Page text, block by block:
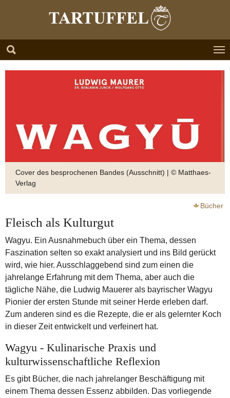
Cover des besprochenen Bandes (Ausschnitt) | © Matthaes-
Verlag
Bücher
Fleisch als Kulturgut
Wagyu. Ein Ausnahmebuch über ein Thema, dessen
Faszination selten so exakt analysiert und ins Bild gerückt
wird, wie hier. Ausschlaggebend sind zum einen die
jahrelange Erfahrung mit dem Thema, aber auch die
tägliche Nähe, die Ludwig Mauerer als bayrischer Wagyu
Pionier der ersten Stunde mit seiner Herde erleben darf.
Zum anderen sind es die Rezepte, die er als gelernter Koch
in dieser Zeit entwickelt und verfeinert hat.
Wagyu - Kulinarische Praxis und
kulturwissenschaftliche Reflexion
Es gibt Bücher, die nach jahrelanger Beschäftigung mit
einem Thema dessen Essenz abbilden. Das vorliegende